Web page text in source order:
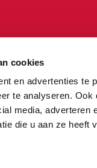
cookies
en advertenties te
te analyseren.
media, adverteren
die u aan ze